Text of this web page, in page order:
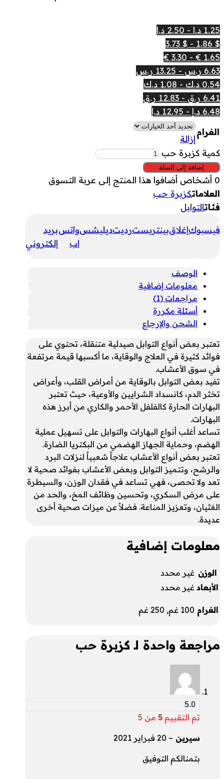
1.25 د.ا - 2.50 د.ا
$ 1.86 - $ 3.73
1.65 € - 3.30 €
6.63 ر.س - 13.25 ر.س
0.54 د.ك - 1.08 د.ك
6.41 ر.ق - 12.83 ر.ق
6.48 د.إ - 12.95 د.إ
الغرام
إزالة
كمية كزبرة حب
إضافة إلى السلة
0 أشخاص أضافوا هذا المنتج إلى عربة التسوق
العلاماتكزبرة حب
فئاتالتوابل
فيسبوكإغلاقبينتريسترديتديليشسواتس
اب
بريد
إلكتروني
الوصف
معلومات إضافية
مراجعات (1)
أسئلة مكررة
الشحن والإرجاع
تعتبر بعض أنواع التوابل صيدلية متنقلة، تحتوي على
فوائد كثيرة في العلاج والوقاية، ما أكسبها قيمة مرتفعة
في سوق الأعشاب.
تفيد بعض التوابل بالوقاية من أمراض القلب، وأعراض
تخثر الدم، كانسداد الشرايين والأوعية، حيث تعتبر
البهارات الحارة كالفلفل الأحمر والكاري من أبرز هذه
البهارات.
تساعد أغلب أنواع البهارات والتوابل على تسهيل عملية
الهضم، وحماية الجهاز الهضمي من البكتريا الضارة.
تعتبر بعض أنواع الأعشاب علاجاً شعبياً لنزلات البرد
والرشح، وتتميز التوابل وبعض الأعشاب بفوائد صحية لا
تعد ولا تحصى، فهي تساعد في فقدان الوزن، والسيطرة
على مرض السكري، وتحسين وظائف المخ، والحد من
الغثيان، وتعزيز المناعة. فضلاً عن ميزات صحية أخرى
عديدة.
معلومات إضافية
الوزن غير محدد
الأبعاد غير محدد
الغرام 100 غم, 250 غم
مراجعة واحدة لـ كزبرة حب
5.0
تم التقييم 5 من 5
سيرين – 20 فبراير 2021
بتمنالكم التوفيق